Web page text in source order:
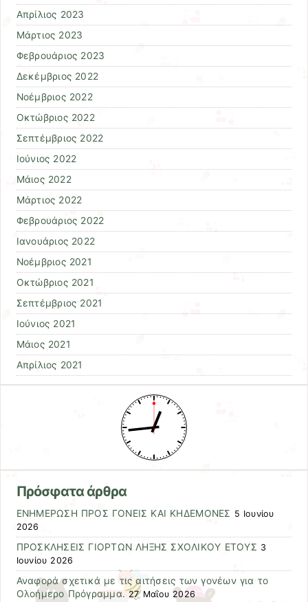
Απρίλιος 2023
Μάρτιος 2023
Φεβρουάριος 2023
Δεκέμβριος 2022
Νοέμβριος 2022
Οκτώβριος 2022
Σεπτέμβριος 2022
Ιούνιος 2022
Μάιος 2022
Μάρτιος 2022
Φεβρουάριος 2022
Ιανουάριος 2022
Νοέμβριος 2021
Οκτώβριος 2021
Σεπτέμβριος 2021
Ιούνιος 2021
Μάιος 2021
Απρίλιος 2021
Πρόσφατα άρθρα
ΕΝΗΜΕΡΩΣΗ ΠΡΟΣ ΓΟΝΕΙΣ ΚΑΙ ΚΗΔΕΜΟΝΕΣ 5 Ιουνίου
2026
ΠΡΟΣΚΛΗΣΕΙΣ ΓΙΟΡΤΩΝ ΛΗΞΗΣ ΣΧΟΛΙΚΟΥ ΕΤΟΥΣ 3
Ιουνίου 2026
Αναφορά σχετικά με τις αιτήσεις των γονέων για το
Ολοήμερο Πρόγραμμα. 27 Μαΐου 2026